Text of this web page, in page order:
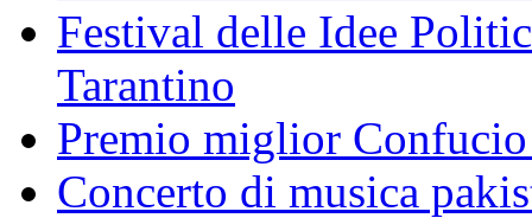
Festival delle Idee
Tarantino
Premio miglior
Concerto di musica